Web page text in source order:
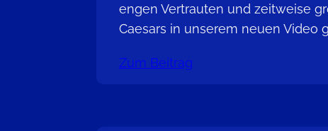
engen Vertrauten und zeitweise
Caesars in unserem neuen Video
Zum Beitrag